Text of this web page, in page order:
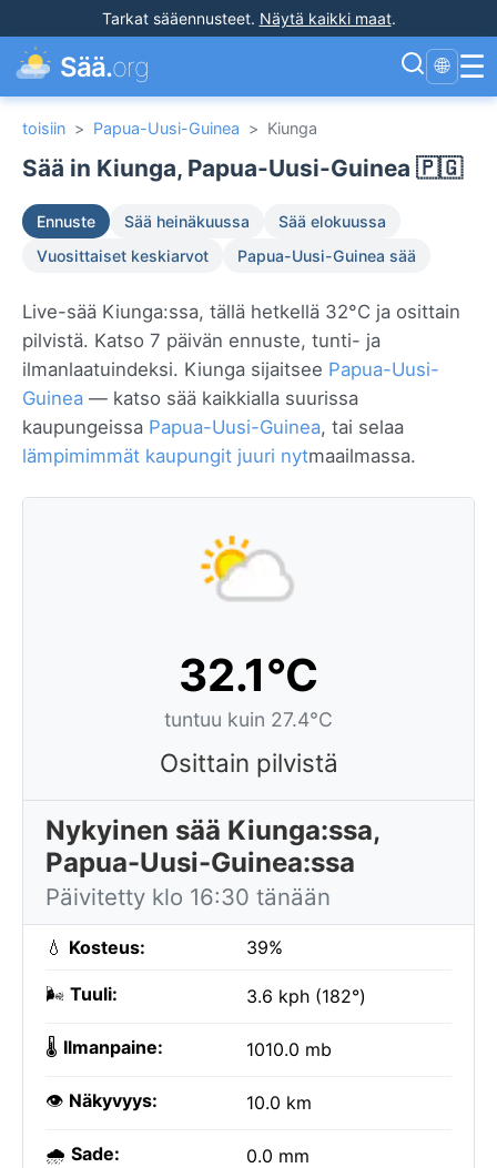
Tarkat sääennusteet. Näytä kaikki maat.
Sää.org 🌐 ☰
toisiin > Papua-Uusi-Guinea > Kiunga
Sää in Kiunga, Papua-Uusi-Guinea 🇵🇬
Ennuste Sää heinäkuussa
Sää elokuussa
Vuosittaiset keskiarvot
Papua-Uusi-Guinea sää
Live-sää Kiunga:ssa, tällä hetkellä 32°C ja osittain
pilvistä. Katso 7 päivän ennuste, tunti- ja
ilmanlaatuindeksi. Kiunga sijaitsee Papua-Uusi-
Guinea — katso sää kaikkialla suurissa
kaupungeissa Papua-Uusi-Guinea, tai selaa
lämpimimmät kaupungit juuri nytmaailmassa.
32.1°C
tuntuu kuin 27.4°C
Osittain pilvistä
Nykyinen sää Kiunga:ssa,
Papua-Uusi-Guinea:ssa
Päivitetty klo 16:30 tänään
💧 Kosteus: 39%
🌬️ Tuuli: 3.6 kph (182°)
🌡️ Ilmanpaine: 1010.0 mb
👁️ Näkyvyys: 10.0 km
🌧️ Sade: 0.0 mm